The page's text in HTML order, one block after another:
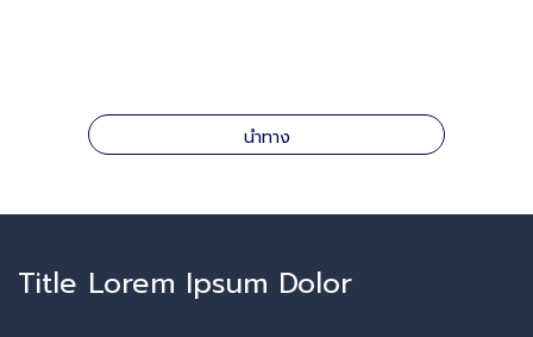
นำทาง
Title Lorem Ipsum Dolor